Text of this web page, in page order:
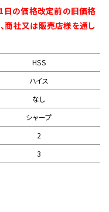
日の価格改定前の旧価格
商社又は販売店様を通し
HSS
ハイス
なし
シャープ
2
3